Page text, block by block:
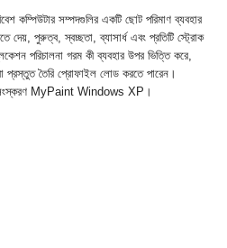
কম্পিউটার সম্পদগুলির একটি ছোট পরিমাণ ব্যবহার
দেয়, পুরুত্ব, স্বচ্ছতা, ব্যাসার্ধ এবং প্রতিটি স্ট্রোক
পরিচালনা গরম কী ব্যবহার উপর ভিত্তি করে,
প্রস্তুত তৈরি প্রোফাইল লোড করতে পারেন।
সংস্করণ MyPaint Windows XP।